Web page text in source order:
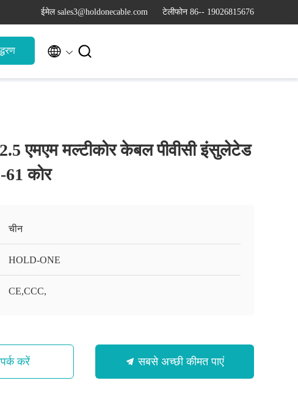
ईमेल sales3@holdonecable.com टेलीफोन 86-- 19026815676
 
एमएम मल्टीकोर केबल पीवीसी इंसुलेटेड
61 कोर
चीन
HOLD-ONE
CE,CCC,
करें सबसे अच्छी कीमत पाएं